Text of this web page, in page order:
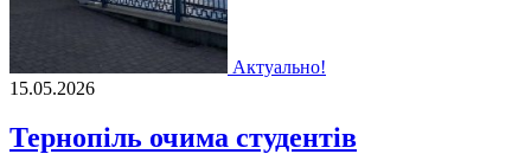
Актуально!
15.05.2026
Тернопіль очима студентів